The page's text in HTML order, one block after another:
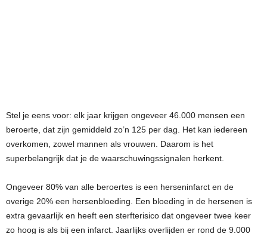
Stel je eens voor: elk jaar krijgen ongeveer 46.000 mensen een
beroerte, dat zijn gemiddeld zo’n 125 per dag. Het kan iedereen
overkomen, zowel mannen als vrouwen. Daarom is het
superbelangrijk dat je de waarschuwingssignalen herkent.
Ongeveer 80% van alle beroertes is een herseninfarct en de
overige 20% een hersenbloeding. Een bloeding in de hersenen is
extra gevaarlijk en heeft een sterfterisico dat ongeveer twee keer
zo hoog is als bij een infarct. Jaarlijks overlijden er rond de 9.000